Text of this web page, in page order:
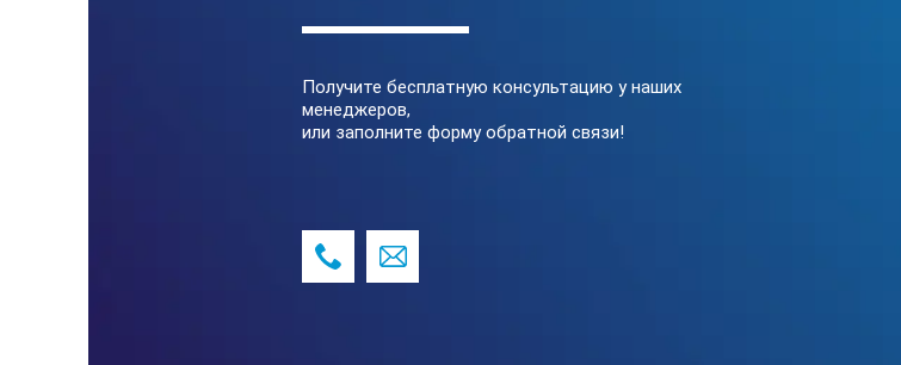
Получите бесплатную консультацию у наших
менеджеров,
или заполните форму обратной связи!